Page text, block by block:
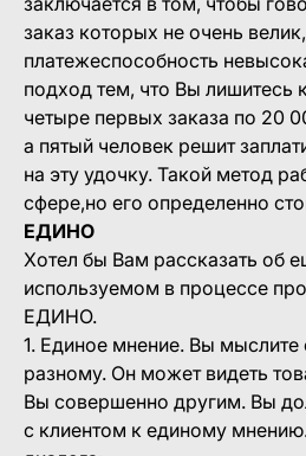
заказ которых не очень
платежеспособность
подход тем, что Вы лишитесь
четыре первых заказа по 20
а пятый человек решит
на эту удочку. Такой метод
сфере,но его определенно
ЕДИНО
Хотел бы Вам рассказать об
используемом в процессе
ЕДИНО.
1. Единое мнение. Вы мыслите
разному. Он может видеть
Вы совершенно другим. Вы
с клиентом к единому